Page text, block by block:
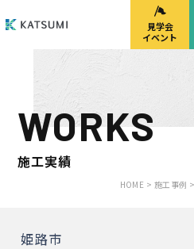
モデルハウス
来場予約
見学会
イベント
WORKS
施工実績
HOME > 施工事例 >
姫路市